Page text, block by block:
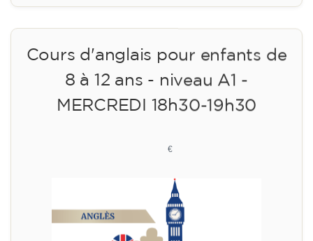
Cours d'anglais pour enfants de
8 à 12 ans - niveau A1 -
MERCREDI 18h30-19h30
€